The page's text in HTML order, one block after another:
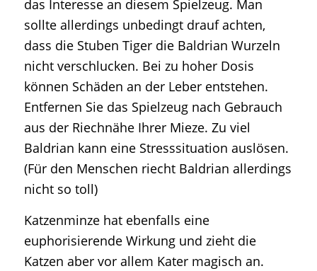
das Interesse an diesem Spielzeug. Man
sollte allerdings unbedingt drauf achten,
dass die Stuben Tiger die Baldrian Wurzeln
nicht verschlucken. Bei zu hoher Dosis
können Schäden an der Leber entstehen.
Entfernen Sie das Spielzeug nach Gebrauch
aus der Riechnähe Ihrer Mieze. Zu viel
Baldrian kann eine Stresssituation auslösen.
(Für den Menschen riecht Baldrian allerdings
nicht so toll)
Katzenminze hat ebenfalls eine
euphorisierende Wirkung und zieht die
Katzen aber vor allem Kater magisch an.